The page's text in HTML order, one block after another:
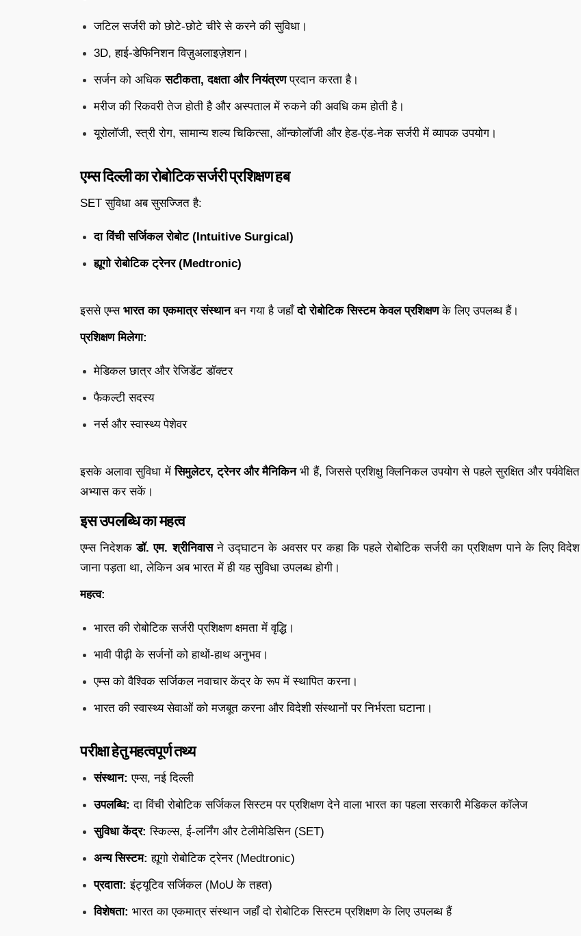
जटिल सर्जरी को छोटे-छोटे चीरे से करने की सुविधा।
3D, हाई-डेफिनिशन विज़ुअलाइज़ेशन।
सर्जन को अधिकसटीकता, दक्षता और नियंत्रणप्रदान करता है।
मरीज की रिकवरी तेज होती है और अस्पताल में रुकने की अवधि कम होती है।
यूरोलॉजी, स्त्री रोग, सामान्य शल्य चिकित्सा, ऑन्कोलॉजी और हेड-एंड-नेक सर्जरी में व्यापक उपयोग।
एम्स दिल्ली का रोबोटिक सर्जरी प्रशिक्षण हब
SET सुविधा अब सुसज्जित है:
दा विंची सर्जिकल रोबोट (Intuitive Surgical)
ह्यूगो रोबोटिक ट्रेनर (Medtronic)
इससे एम्स भारत का एकमात्र संस्थानबन गया है जहाँदो रोबोटिक सिस्टम केवल प्रशिक्षणके लिए उपलब्ध हैं।
प्रशिक्षण मिलेगा:
मेडिकल छात्र और रेजिडेंट डॉक्टर
फैकल्टी सदस्य
नर्स और स्वास्थ्य पेशेवर
इसके अलावा सुविधा मेंसिमुलेटर, ट्रेनर और मैनिकिनभी हैं, जिससे प्रशिक्षु क्लिनिकल उपयोग से पहले सुरक्षित और पर्यवेक्षित
अभ्यास कर सकें।
इस उपलब्धि का महत्व
एम्स निदेशकडॉ. एम. श्रीनिवासने उद्घाटन के अवसर पर कहा कि पहले रोबोटिक सर्जरी का प्रशिक्षण पाने के लिए विदेश
जाना पड़ता था, लेकिन अब भारत में ही यह सुविधा उपलब्ध होगी।
महत्व:
भारत की रोबोटिक सर्जरी प्रशिक्षण क्षमता में वृद्धि।
भावी पीढ़ी के सर्जनों को हाथों-हाथ अनुभव।
एम्स को वैश्विक सर्जिकल नवाचार केंद्र के रूप में स्थापित करना।
भारत की स्वास्थ्य सेवाओं को मजबूत करना और विदेशी संस्थानों पर निर्भरता घटाना।
परीक्षा हेतु महत्वपूर्ण तथ्य
संस्थान: एम्स, नई दिल्ली
उपलब्धि: दा विंची रोबोटिक सर्जिकल सिस्टम पर प्रशिक्षण देने वाला भारत का पहला सरकारी मेडिकल कॉलेज
सुविधा केंद्र: स्किल्स, ई-लर्निंग और टेलीमेडिसिन (SET)
अन्य सिस्टम: ह्यूगो रोबोटिक ट्रेनर (Medtronic)
प्रदाता: इंट्यूटिव सर्जिकल (MoU के तहत)
विशेषता: भारत का एकमात्र संस्थान जहाँ दो रोबोटिक सिस्टम प्रशिक्षण के लिए उपलब्ध हैं